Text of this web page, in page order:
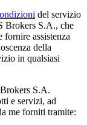
del servizio
Brokers S.A., che
fornire assistenza
della
in qualsiasi
S.A.
e servizi, ad
me forniti tramite: